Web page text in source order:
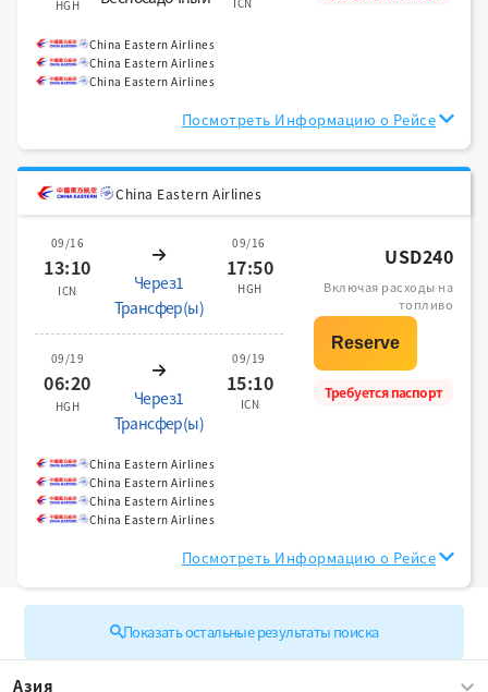
HGH
China Eastern Airlines
China Eastern Airlines
China Eastern Airlines
Посмотреть Информацию о Рейсе
China Eastern Airlines
09/16
13:10
ICN
Через1
Трансфер(ы)
09/16
17:50
HGH
09/19
06:20
HGH
Через1
Трансфер(ы)
09/19
15:10
ICN
USD240
Включая расходы на
топливо
Требуется паспорт
China Eastern Airlines
China Eastern Airlines
China Eastern Airlines
China Eastern Airlines
Посмотреть Информацию о Рейсе
Показать остальные результаты поиска
Азия